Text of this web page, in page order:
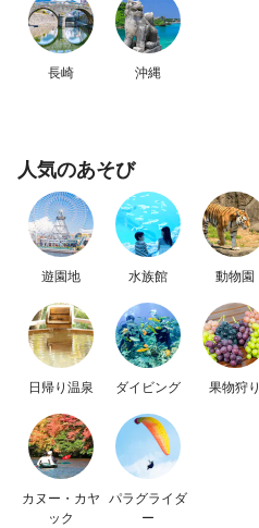
長崎 沖縄
人気のあそび
遊園地 水族館 動物園
日帰り温泉 ダイビング 果物狩り
カヌー・カヤ
ック
パラグライダ
ー